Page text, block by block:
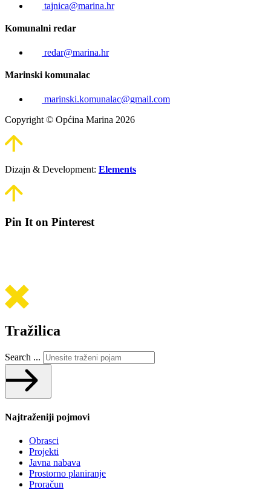
tajnica@marina.hr
Komunalni redar
redar@marina.hr
Marinski komunalac
marinski.komunalac@gmail.com
Copyright © Općina Marina 2026
Dizajn & Development: Elements
Pin It on Pinterest
Tražilica
Search ...
Najtraženiji pojmovi
Obrasci
Projekti
Javna nabava
Prostorno planiranje
Proračun